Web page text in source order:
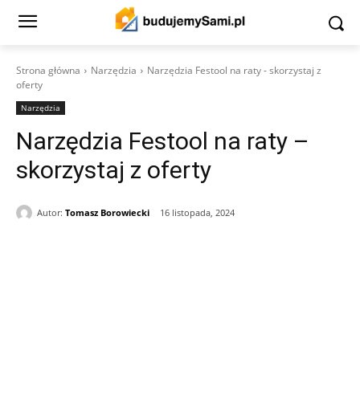
Strona główna Narzędzia
Narzędzia Festool na raty - skorzystaj z
oferty
Narzędzia
Narzędzia Festool na raty –
skorzystaj z oferty
Autor: Tomasz Borowiecki 16 listopada, 2024